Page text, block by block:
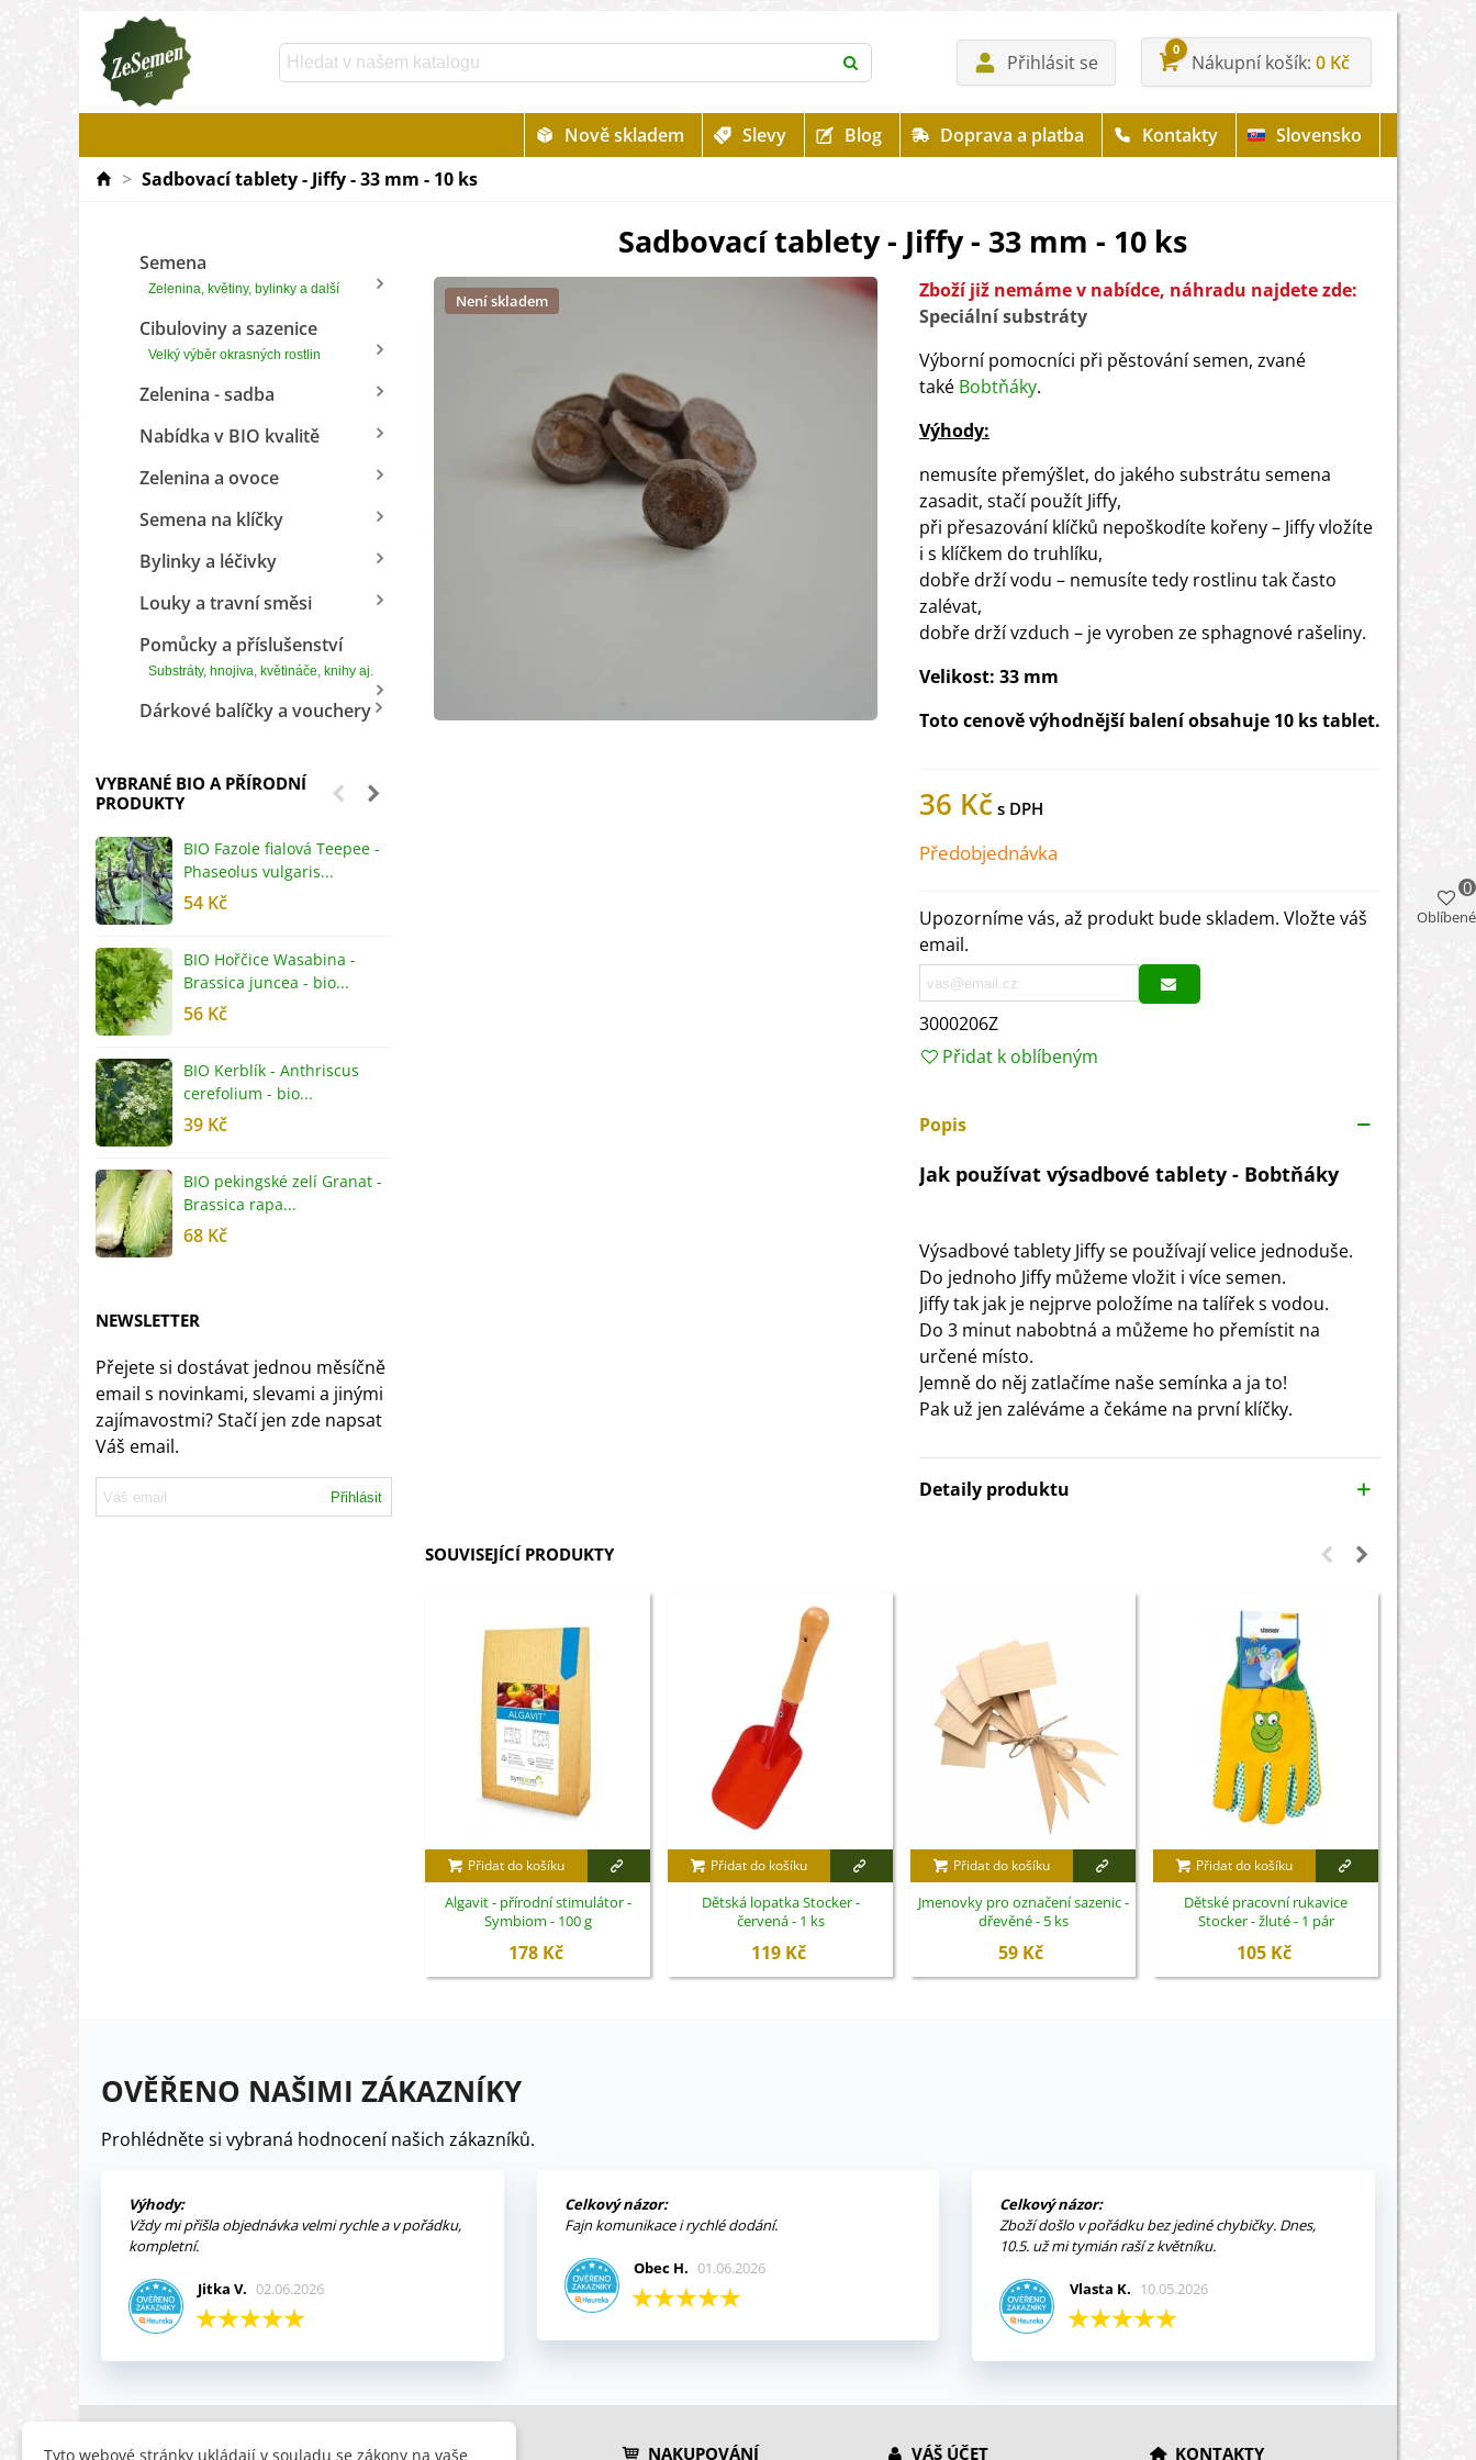
Přihlásit se
0
Nákupní košík 0 Kč
Nově skladem Slevy Blog Doprava a platba Kontakty
Slovensko
> Sadbovací tablety - Jiffy - 33 mm - 10 ks
Semena
Zelenina, květiny, bylinky a další
Cibuloviny a sazenice
Velký výběr okrasných rostlin
Zelenina - sadba
Nabídka v BIO kvalitě
Zelenina a ovoce
Semena na klíčky
Bylinky a léčivky
Louky a travní směsi
Pomůcky a příslušenství
Substráty, hnojiva, květináče, knihy aj.
Dárkové balíčky a vouchery
VYBRANÉ BIO A PŘÍRODNÍ
PRODUKTY
BIO Fazole fialová Teepee -
Phaseolus vulgaris...
54 Kč
BIO Hořčice Wasabina -
Brassica juncea - bio...
56 Kč
BIO Kerblík - Anthriscus
cerefolium - bio...
39 Kč
BIO pekingské zelí Granat -
Brassica rapa...
68 Kč
NEWSLETTER
Přejete si dostávat jednou měsíčně
email s novinkami, slevami a jinými
zajímavostmi? Stačí jen zde napsat
Váš email.
Přihlásit
Sadbovací tablety - Jiffy - 33 mm - 10 ks
Není skladem
Zboží již nemáme v nabídce, náhradu najdete zde:
Speciální substráty
Výborní pomocníci při pěstování semen, zvané
také Bobtňáky.
Výhody:
nemusíte přemýšlet, do jakého substrátu semena
zasadit, stačí použít Jiffy,
při přesazování klíčků nepoškodíte kořeny – Jiffy vložíte
i s klíčkem do truhlíku,
dobře drží vodu – nemusíte tedy rostlinu tak často
zalévat,
dobře drží vzduch – je vyroben ze sphagnové rašeliny.
Velikost: 33 mm
Toto cenově výhodnější balení obsahuje 10 ks tablet.
36 Kč
Předobjednávka
Upozorníme vás, až produkt bude skladem. Vložte váš
email.
3000206Z
Přidat k oblíbeným
Popis
Jak používat výsadbové tablety - Bobtňáky
Výsadbové tablety Jiffy se používají velice jednoduše.
Do jednoho Jiffy můžeme vložit i více semen.
Jiffy tak jak je nejprve položíme na talířek s vodou.
Do 3 minut nabobtná a můžeme ho přemístit na
určené místo.
Jemně do něj zatlačíme naše semínka a ja to!
Pak už jen zaléváme a čekáme na první klíčky.
Detaily produktu
SOUVISEJÍCÍ PRODUKTY
Přidat do košíku
Algavit - přírodní stimulátor -
Symbiom - 100 g
178 Kč
Přidat do košíku
Dětská lopatka Stocker -
červená - 1 ks
119 Kč
Přidat do košíku
Jmenovky pro označení sazenic -
dřevěné - 5 ks
59 Kč
Přidat do košíku
Dětské pracovní rukavice
Stocker - žluté - 1 pár
105 Kč
OVĚŘENO NAŠIMI ZÁKAZNÍKY
Prohlédněte si vybraná hodnocení našich zákazníků.
Výhody:
Vždy mi přišla objednávka velmi rychle a v pořádku,
kompletní.
Jitka V. 02.06.2026
Celkový názor:
Fajn komunikace i rychlé dodání.
Obec H. 01.06.2026
Celkový názor:
Zboží došlo v pořádku bez jediné chybičky. Dnes,
10.5. už mi tymián raší z květníku.
Vlasta K. 10.05.2026
INFORMACE HLEDÁTE NAKUPOVÁNÍ VÁŠ ÚČET KONTAKTY
Oblíbené
0
Tyto webové stránky ukládají v souladu se zákony na vaše